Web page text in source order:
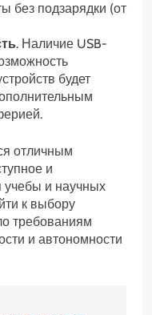
без подзарядки (от
. Наличие USB-
будет
отличным
и
и научных
к выбору
требованиям
и автономности